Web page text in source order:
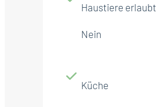
Haustiere erlaubt
Nein
Küche